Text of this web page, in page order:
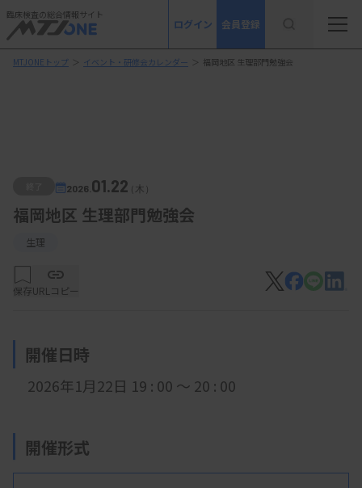
臨床検査の総合情報サイト
ログイン 会員登録
MTJONEトップ ＞ イベント・研修会カレンダー ＞ 福岡地区 生理部門勉強会
2026. 01.22（木）
福岡地区 生理部門勉強会
生理
保存URLコピー
開催日時
2026年1月22日 19 : 00 ～ 20 : 00
開催形式
LIVE配信